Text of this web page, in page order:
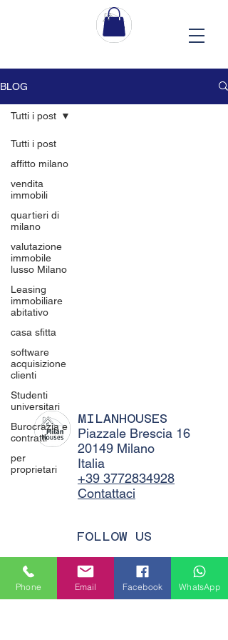
BLOG
Tutti i post
affitto milano
vendita
immobili
quartieri di
milano
valutazione
immobile
lusso Milano
Leasing
immobiliare
abitativo
casa sfitta
software
acquisizione
clienti
Studenti
universitari
Burocrazia e
contratti
per
proprietari
Tutti i post
MILANHOUSES
Piazzale Brescia 16
20149 Milano
Italia
+39 3772834928
Contattaci
FOLLOW US
Phone Email Facebook WhatsApp